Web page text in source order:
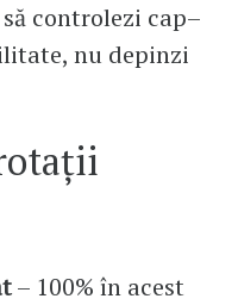
controlezi cap–
nu depinzi
– 100% în acest